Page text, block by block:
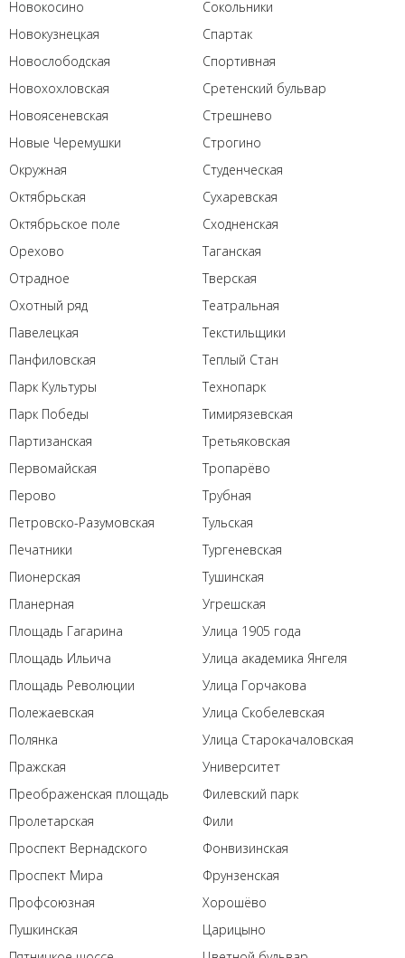
Новокосино
Новокузнецкая
Новослободская
Новохохловская
Новоясеневская
Новые Черемушки
Окружная
Октябрьская
Октябрьское поле
Орехово
Отрадное
Охотный ряд
Павелецкая
Панфиловская
Парк Культуры
Парк Победы
Партизанская
Первомайская
Перово
Петровско-Разумовская
Печатники
Пионерская
Планерная
Площадь Гагарина
Площадь Ильича
Площадь Революции
Полежаевская
Полянка
Пражская
Преображенская площадь
Пролетарская
Проспект Вернадского
Проспект Мира
Профсоюзная
Пушкинская
Сокольники
Спартак
Спортивная
Сретенский бульвар
Стрешнево
Строгино
Студенческая
Сухаревская
Сходненская
Таганская
Тверская
Театральная
Текстильщики
Теплый Стан
Технопарк
Тимирязевская
Третьяковская
Тропарёво
Трубная
Тульская
Тургеневская
Тушинская
Угрешская
Улица 1905 года
Улица академика Янгеля
Улица Горчакова
Улица Скобелевская
Улица Старокачаловская
Университет
Филевский парк
Фили
Фонвизинская
Фрунзенская
Хорошёво
Царицыно